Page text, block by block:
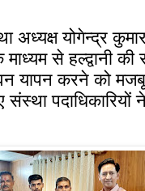
योगेन्द्र कुमार
से हल्द्वानी
यापन करने को
संस्था